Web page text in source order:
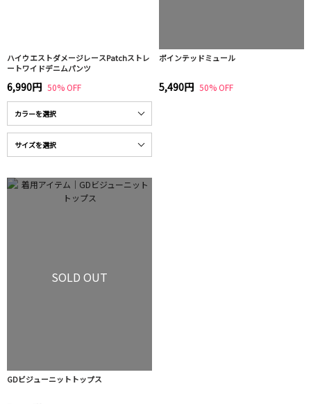
ハイウエストダメージレースPatchストレ
ートワイドデニムパンツ
6,990円 50% OFF
ポインテッドミュール
5,490円 50% OFF
SOLD OUT
GDビジューニットトップス